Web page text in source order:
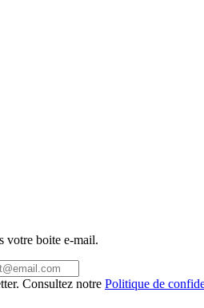
votre boite e-mail.
Consultez notre Politique de